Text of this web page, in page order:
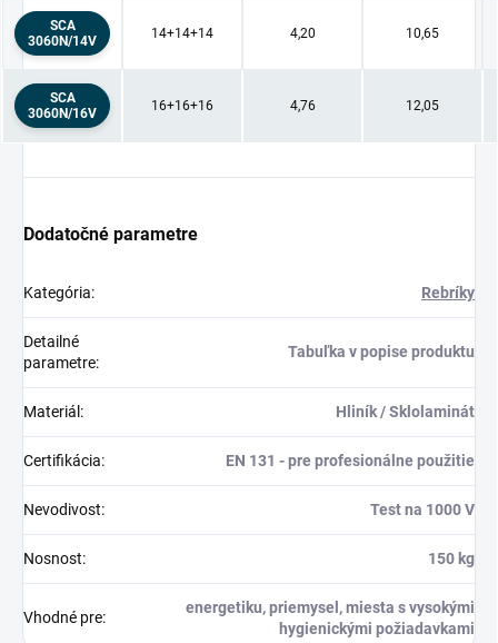
SCA
3060N/14V
14+14+14 4,20 10,65
SCA
3060N/16V
16+16+16 4,76 12,05
Dodatočné parametre
Kategória: Rebríky
Detailné
parametre:
Tabuľka v popise produktu
Materiál : Hliník / Sklolaminát
Certifikácia: EN 131 - pre profesionálne použitie
Nevodivost: Test na 1000 V
Nosnost: 150 kg
Vhodné pre:
energetiku, priemysel, miesta s vysokými
hygienickými požiadavkami